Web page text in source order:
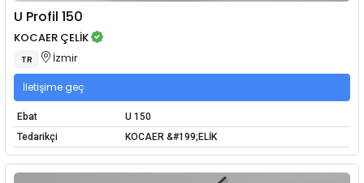
U Profil 150
KOCAER ÇELİK
TR İzmir
İletişime geç
Ebat
U 150
Tedarikçi
KOCAER &#199;ELİK